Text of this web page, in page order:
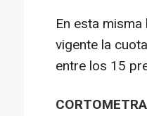
En esta
vigente la
entre los 15